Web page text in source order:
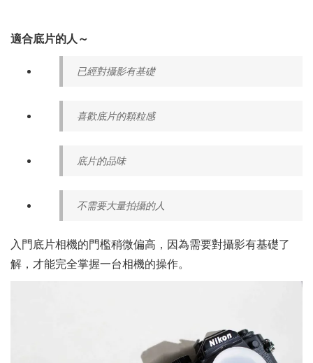
適合底片的人～
已經對攝影有基礎
喜歡底片的顆粒感
底片的品味
不需要大量拍攝的人
入門底片相機的門檻稍微偏高，因為需要對攝影有基礎了
解，才能完全掌握一台相機的操作。